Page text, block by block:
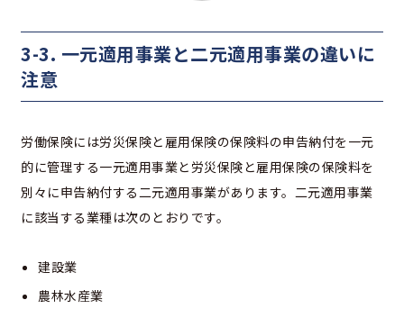
3-3. 一元適用事業と二元適用事業の違いに
注意
労働保険には労災保険と雇用保険の保険料の申告納付を一元
的に管理する一元適用事業と労災保険と雇用保険の保険料を
別々に申告納付する二元適用事業があります。二元適用事業
に該当する業種は次のとおりです。
建設業
農林水産業